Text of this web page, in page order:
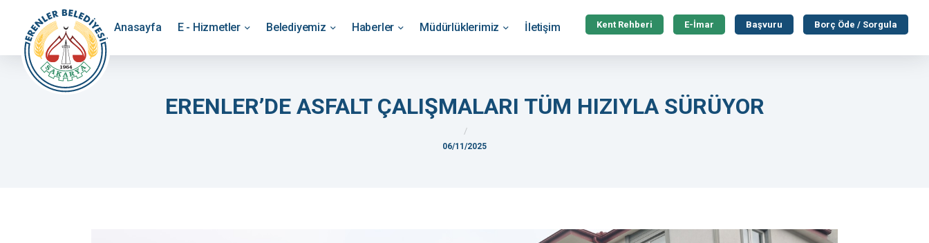
Anasayfa E - Hizmetler Belediyemiz Haberler Müdürlüklerimiz İletişim Kent Rehberi E-İmar Başvuru Borç Öde / Sorgula
ERENLER’DE ASFALT ÇALIŞMALARI TÜM HIZIYLA SÜRÜYOR
06/11/2025